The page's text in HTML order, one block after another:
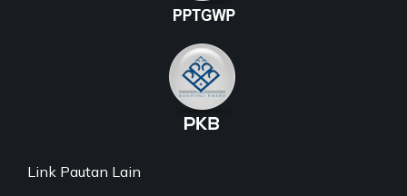
Link Pautan Lain